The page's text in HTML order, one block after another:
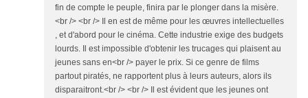
fin de compte le peuple, finira par le plonger dans la misère.
<br /> <br /> Il en est de même pour les œuvres intellectuelles
, et d'abord pour le cinéma. Cette industrie exige des budgets
lourds. Il est impossible d'obtenir les trucages qui plaisent au
jeunes sans en<br /> payer le prix. Si ce genre de films
partout piratés, ne rapportent plus à leurs auteurs, alors ils
disparaitront.<br /> <br /> Il est évident que les jeunes ont